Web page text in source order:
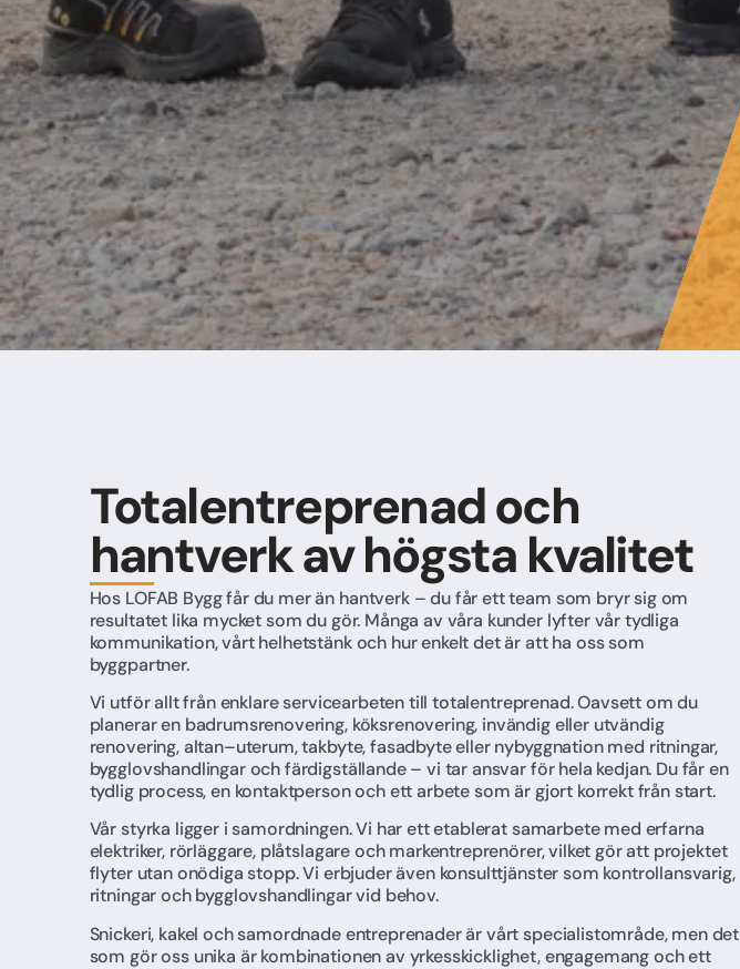
Totalentreprenad och
hantverk av högsta kvalitet
Hos LOFAB Bygg får du mer än hantverk – du får ett team som bryr sig om
resultatet lika mycket som du gör. Många av våra kunder lyfter vår tydliga
kommunikation, vårt helhetstänk och hur enkelt det är att ha oss som
byggpartner.
Vi utför allt från enklare servicearbeten till totalentreprenad. Oavsett om du
planerar en badrumsrenovering, köksrenovering, invändig eller utvändig
renovering, altan–uterum, takbyte, fasadbyte eller nybyggnation med ritningar,
bygglovshandlingar och färdigställande – vi tar ansvar för hela kedjan. Du får en
tydlig process, en kontaktperson och ett arbete som är gjort korrekt från start.
Vår styrka ligger i samordningen. Vi har ett etablerat samarbete med erfarna
elektriker, rörläggare, plåtslagare och markentreprenörer, vilket gör att projektet
flyter utan onödiga stopp. Vi erbjuder även konsulttjänster som kontrollansvarig,
ritningar och bygglovshandlingar vid behov.
Snickeri, kakel och samordnade entreprenader är vårt specialistområde, men det
som gör oss unika är kombinationen av yrkesskicklighet, engagemang och ett